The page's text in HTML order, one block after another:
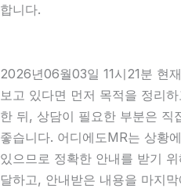
합니다.
2026년06월03일 11시21분 현
보고 있다면 먼저 목적을 정리
한 뒤, 상담이 필요한 부분은 직
좋습니다. 어디에도MR는 상황
있으므로 정확한 안내를 받기
달하고, 안내받은 내용을 마지